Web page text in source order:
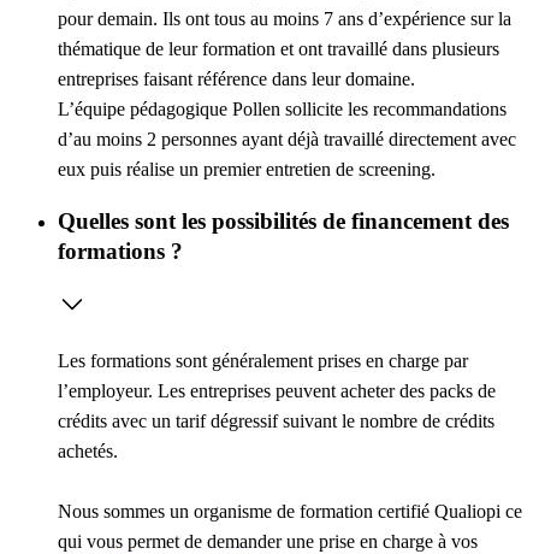
pour demain. Ils ont tous au moins 7 ans d’expérience sur la
thématique de leur formation et ont travaillé dans plusieurs
entreprises faisant référence dans leur domaine.
L’équipe pédagogique Pollen sollicite les recommandations
d’au moins 2 personnes ayant déjà travaillé directement avec
eux puis réalise un premier entretien de screening.
Quelles sont les possibilités de financement des
formations ?
Les formations sont généralement prises en charge par
l’employeur. Les entreprises peuvent acheter des packs de
crédits avec un tarif dégressif suivant le nombre de crédits
achetés.
Nous sommes un organisme de formation certifié Qualiopi ce
qui vous permet de demander une prise en charge à vos